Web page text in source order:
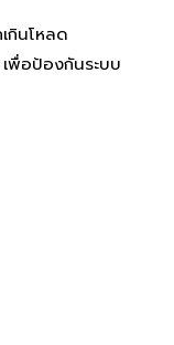
กินโหลด
พื่อป้องกันระบบ